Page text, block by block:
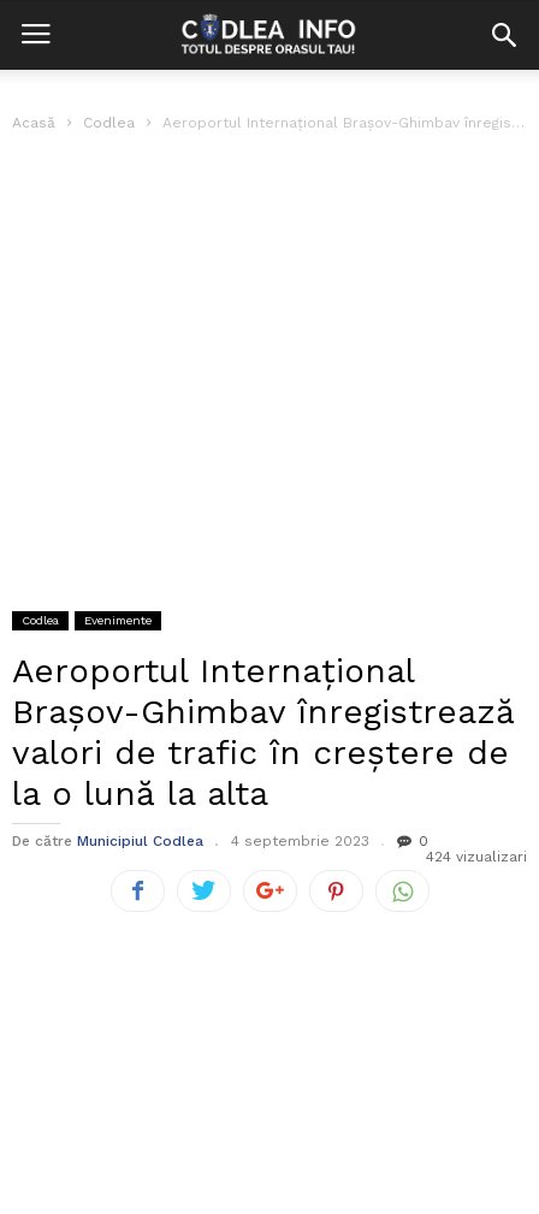
Acasă Codlea Aeroportul Internaţional Braşov-Ghimbav înregistrează valori de trafic în creştere de la o...
Codlea Evenimente
Aeroportul Internaţional
Braşov-Ghimbav înregistrează
valori de trafic în creştere de
la o lună la alta
De către Municipiul Codlea 4 septembrie 2023
0
424 vizualizari